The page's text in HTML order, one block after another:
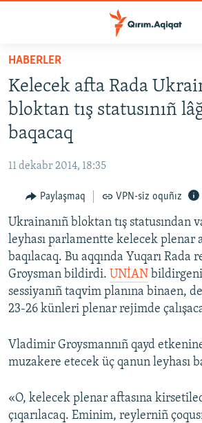
Esas
qaytmaq
Baş
navigatsiyağa
qaytmaq
Qıdıruvğa
HABERLER
SİYASET
MEDENİYET
İNSAN AQLARI
VİDEO
SÜRET
BLOGLAR
FİKİR
Русский
Українською
QOŞULIÑIZ!
HABERLER
Kelecek afta Rada
bloktan tış statusınıñ
baqacaq
11 dekabr 2014, 18:35
Paylaşmaq VPN-siz oquñız
Ukrainanıñ bloktan tış statusından
leyhası parlamentte kelecek plenar
baqılacaq. Bu aqqında Yuqarı Rada
Groysman bildirdi. UNİAN
sessiyanıñ taqvim planına binaen,
23-26 künleri plenar rejimde
Vladimir Groysmannıñ qayd
muzakere etecek üç qanun leyhası
«O, kelecek plenar aftasına
çıqarılacaq. Eminim, reylerniñ